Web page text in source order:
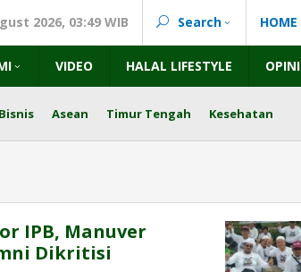
2026, 03:49 WIB Search HOME
VIDEO HALAL LIFESTYLE OPINI
Bisnis Asean Timur Tengah Kesehatan
IPB, Manuver
Dikritisi